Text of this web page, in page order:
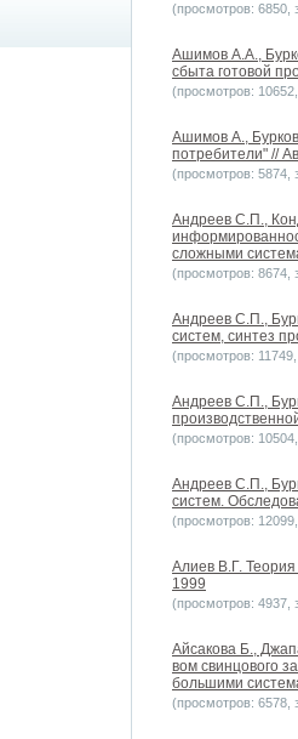
(просмотров: 6850,
Ашимов А.А.,
сбыта готовой
(просмотров:
Ашимов А.,
потребители" //
(просмотров: 5874,
Андреев С.П.,
сложными
(просмотров: 8674,
Андреев С.П.,
систем, синтез
(просмотров:
Андреев С.П.,
(просмотров:
Андреев С.П.,
систем.
(просмотров:
Алиев В.Г.
1999
(просмотров: 4937,
Айсакова Б.,
вом свинцового
большими
(просмотров: 6578,